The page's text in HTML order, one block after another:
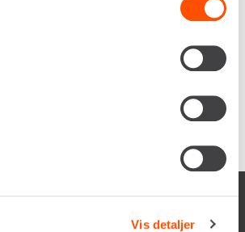
Vis detaljer
og komme kunderne
gammel service i tankerne. Del-
lys fremtid i møde sammen med
A/S.